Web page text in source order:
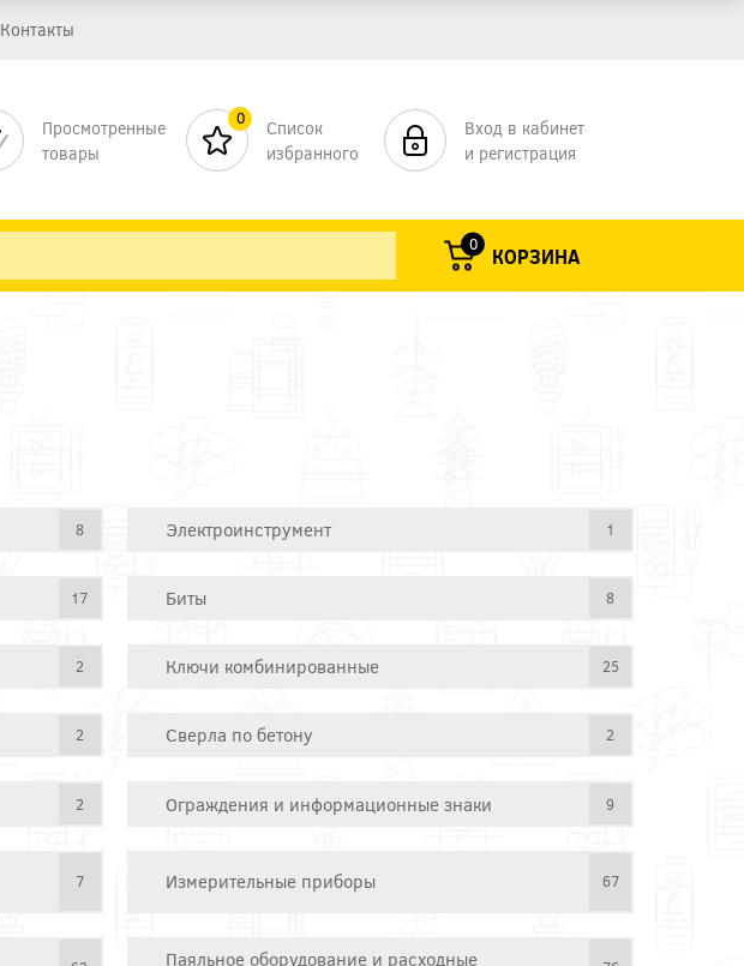
Контакты
Просмотренные
товары
0
Список
избранного
Вход в кабинет
и регистрация
0 КОРЗИНА
8 Электроинструмент 1
17 Биты 8
2 Ключи комбинированные 25
2 Сверла по бетону 2
2 Ограждения и информационные знаки 9
7 Измерительные приборы 67
Паяльное оборудование и расходные